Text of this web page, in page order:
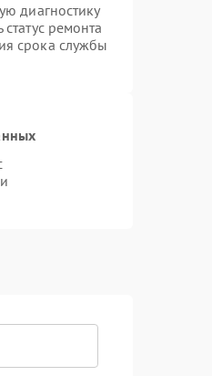
диагностику
ремонта
срока службы